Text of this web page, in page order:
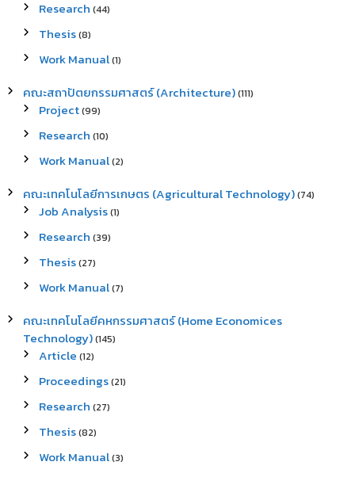
Research (44)
Thesis(8)
Work Manual(1)
คณะสถาปัตยกรรมศาสตร์ (Architecture)(111)
Project(99)
Research (10)
Work Manual(2)
คณะเทคโนโลยีการเกษตร (Agricultural Technology)(74)
Job Analysis(1)
Research (39)
Thesis(27)
Work Manual(7)
คณะเทคโนโลยีคหกรรมศาสตร์ (Home Economices
Technology)(145)
Article (12)
Proceedings(21)
Research (27)
Thesis(82)
Work Manual(3)